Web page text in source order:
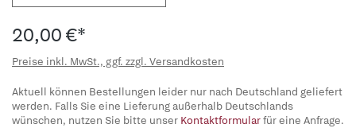
20,00 €*
Preise inkl. MwSt., ggf. zzgl. Versandkosten
Aktuell können Bestellungen leider nur nach Deutschland geliefert
werden. Falls Sie eine Lieferung außerhalb Deutschlands
wünschen, nutzen Sie bitte unser Kontaktformularfür eine Anfrage.